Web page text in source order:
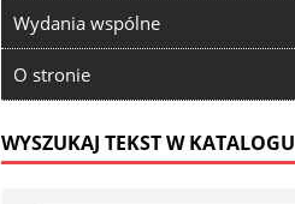
Wydania wspólne
O stronie
WYSZUKAJ TEKST W KATALOGU